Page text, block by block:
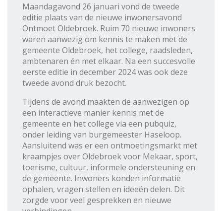
Maandagavond 26 januari vond de tweede
editie plaats van de nieuwe inwonersavond
Ontmoet Oldebroek. Ruim 70 nieuwe inwoners
waren aanwezig om kennis te maken met de
gemeente Oldebroek, het college, raadsleden,
ambtenaren én met elkaar. Na een succesvolle
eerste editie in december 2024 was ook deze
tweede avond druk bezocht.
Tijdens de avond maakten de aanwezigen op
een interactieve manier kennis met de
gemeente en het college via een pubquiz,
onder leiding van burgemeester Haseloop.
Aansluitend was er een ontmoetingsmarkt met
kraampjes over Oldebroek voor Mekaar, sport,
toerisme, cultuur, informele ondersteuning en
de gemeente. Inwoners konden informatie
ophalen, vragen stellen en ideeën delen. Dit
zorgde voor veel gesprekken en nieuwe